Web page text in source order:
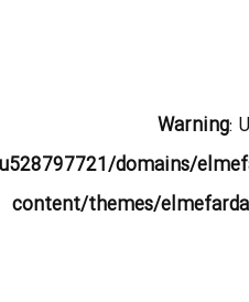
Warning:
domains/
content/themes/